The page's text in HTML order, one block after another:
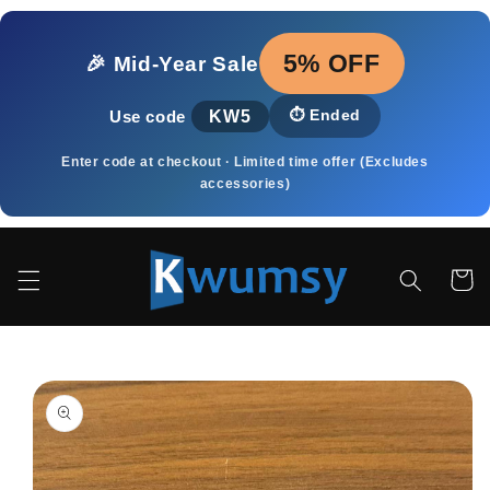
Meteen
🎉 Mid‑Year Sale
5% OFF
Use code KW5 ⏱️ Ended
Enter code at checkout · Limited time offer (Excludes
accessories)
direct naar